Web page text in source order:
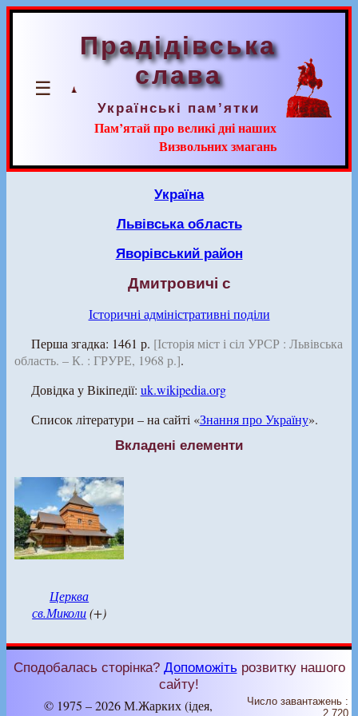
☰
Прадідівська
слава
Українські пам’ятки
Пам’ятай про великі дні наших
Визвольних змагань
Україна
Львівська область
Яворівський район
Дмитровичі с
Історичні адміністративні поділи
Перша згадка: 1461 р. [Історія міст і сіл УРСР : Львівська
область. – К. : ГРУРЕ, 1968 р.].
Довідка у Вікіпедії: uk.wikipedia.org
Список літератури – на сайті «Знання про Україну».
Вкладені елементи
Церква
св.Миколи(+)
Сподобалась сторінка? Допоможітьрозвитку нашого
сайту!
© 1975 – 2026 М.Жарких (ідея,
Число завантажень :
2 720